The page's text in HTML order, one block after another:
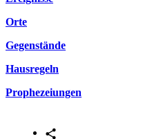
Orte
Gegenstände
Hausregeln
Prophezeiungen